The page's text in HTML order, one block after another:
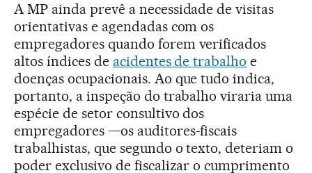
A MP ainda prevê a necessidade de visitas
orientativas e agendadas com os
empregadores quando forem verificados
altos índices de acidentes de trabalho e
doenças ocupacionais. Ao que tudo indica,
portanto, a inspeção do trabalho viraria uma
espécie de setor consultivo dos
empregadores —os auditores-fiscais
trabalhistas, que segundo o texto, deteriam o
poder exclusivo de fiscalizar o cumprimento